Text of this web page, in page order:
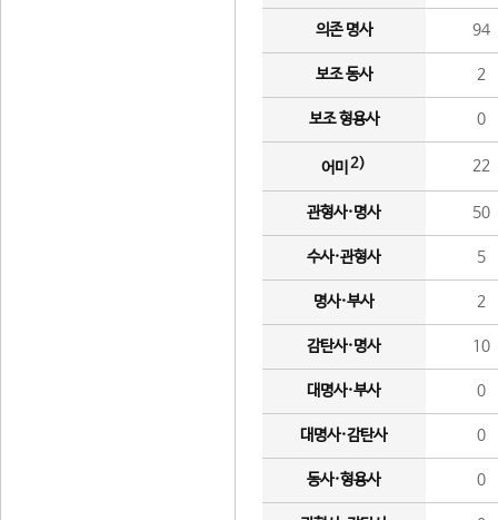
의존 명사 94
보조 동사 2
보조 형용사 0
어미 2) 22
관형사·명사 50
수사·관형사 5
명사·부사 2
감탄사·명사 10
대명사·부사 0
대명사·감탄사 0
동사·형용사 0